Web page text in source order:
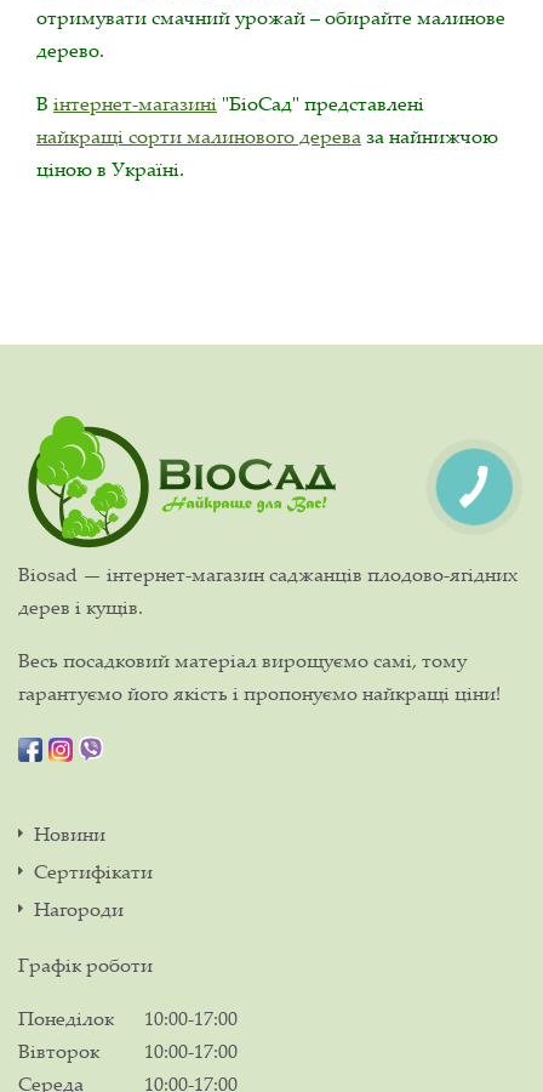
отримувати смачний урожай – обирайте малинове
дерево.
В інтернет-магазині "БіоСад" представлені
найкращі сорти малинового дереваза найнижчою
ціною в Україні.
Biosad — інтернет-магазин саджанців плодово-ягідних
дерев і кущів.
Весь посадковий матеріал вирощуємо самі, тому
гарантуємо його якість і пропонуємо найкращі ціни!
Новини
Сертифікати
Нагороди
Графік роботи
Понеділок
10:00-17:00
Вівторок
10:00-17:00
Середа
10:00-17:00